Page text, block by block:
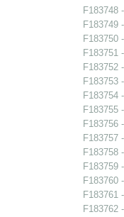
F183748
F183749
F183750
F183751
F183752
F183753
F183754
F183755
F183756
F183757
F183758
F183759
F183760
F183761
F183762